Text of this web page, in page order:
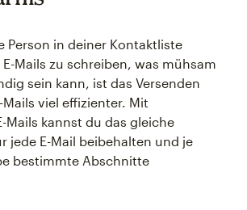
Person in deiner Kontaktliste
Mails zu schreiben, was mühsam
sein kann, ist das Versenden
viel effizienter. Mit
Mails kannst du das gleiche
jede E-Mail beibehalten und je
bestimmte Abschnitte